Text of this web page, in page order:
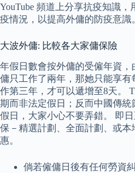
YouTube 頻道上分享抗疫知識
疫情況，以提高外傭的防疫意識
大波外傭: 比較各大家傭保險
年假日數會按外傭的受僱年資
傭只工作了兩年，那她只能享
作第三年，才可以遞增至8天。
期而非法定假日；反而中國傳
假日，大家小心不要弄錯。 即
保－精選計劃、全面計劃、或
惠。
倘若僱傭日後有任何勞資